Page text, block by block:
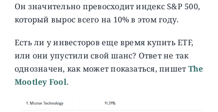
Он значительно превосходит индекс S&P 500,
который вырос всего на 10% в этом году.
Есть ли у инвесторов еще время купить ETF,
или они упустили свой шанс? Ответ не так
однозначен, как может показаться, пишет The
Mootley Fool.